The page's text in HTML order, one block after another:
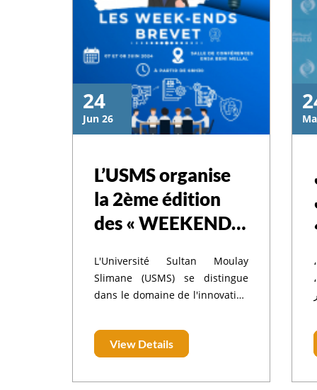
24
Jun 26
L’USMS organise
la 2ème édition
des « WEEKENDS
L'Université Sultan Moulay
Slimane (USMS) se distingue
dans le domaine de l'innovation
recherche scientifique en
occupant la première position
brevets d’invention dans la
View Details